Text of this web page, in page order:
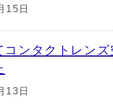
15日
コンタクトレン
13日